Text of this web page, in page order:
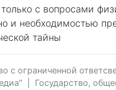
с вопросами
и необходимостью
тайны
с ограниченной
Государство,